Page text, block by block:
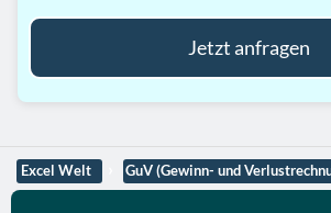
Jetzt anfragen
Excel Welt GuV (Gewinn- und